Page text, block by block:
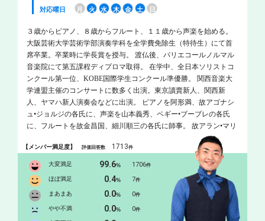
対応曜日
月 火 水 木 金 土 日
３歳からピアノ、８歳からフルート、１１歳から声楽を始める。
大阪芸術大学芸術学部演奏学科を全学費免除生（特待生）にて首
席卒業。卒業時に学長賞を授与。 渡仏後、パリエコールノルマル
音楽院にて第五課程ディプロマ取得。 在学中、全日本ソリストコ
ンクール第一位、KOBE国際学生コンクール準優勝。 関西音楽大
学連盟主催のコンサートに数多く出演。東京讀賣新人、関西新
人、ヤマハ新人演奏会などに出演。 ピアノを阿形満、故アゴナシ
ュ•ジョルジの各氏に、声楽を山本義秀、ペギー•ブーブレの各氏
に、フルートを故金昌国、細川順三の各氏に師事。 故アラン•マリ
オン、故パウル•マイゼン、ミヒャエル•マルティン•コフラー氏に
指導を受ける。 大阪府認定アーティスト。
【メンバー満足度】評価回答数 1713件
大変満足 99.6% 1706件
ほぼ満足 0.4% 7件
まあまあ 0.0% 0件
やや不満 0.0% 0件